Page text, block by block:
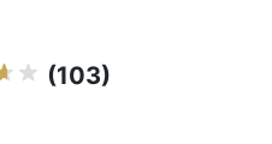
(103)